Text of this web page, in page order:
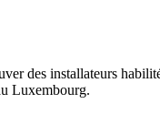
des installateurs
Luxembourg.